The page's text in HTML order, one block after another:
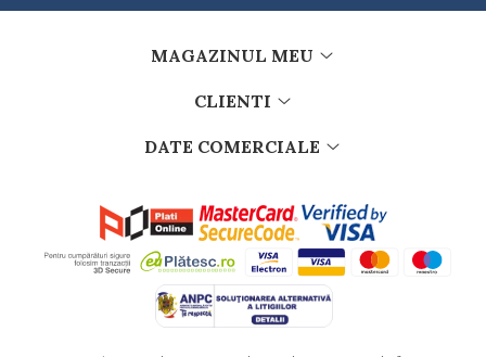
MAGAZINUL MEU
CLIENTI
DATE COMERCIALE